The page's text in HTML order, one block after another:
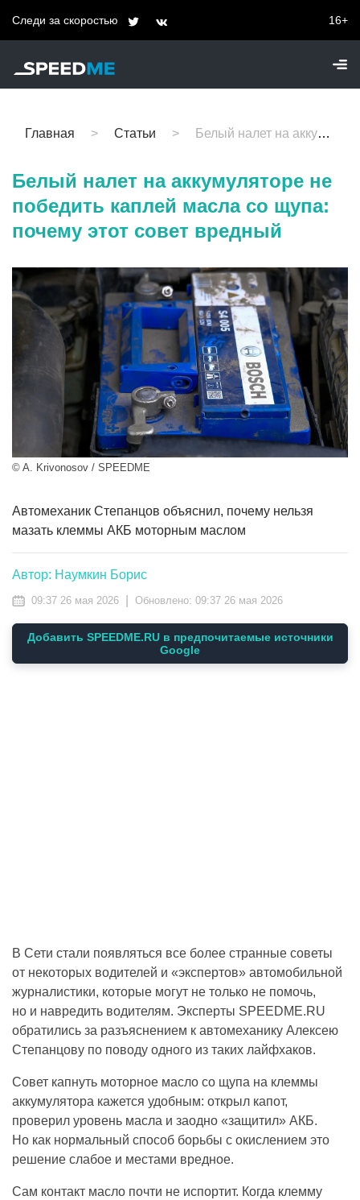
Следи за скоростью 16+
Главная Статьи Белый налет на аккумуляторе не победить каплей масла со щупа: почему этот совет вредный
Белый налет на аккумуляторе не
победить каплей масла со щупа:
почему этот совет вредный
© A. Krivonosov / SPEEDME
Автомеханик Степанцов объяснил, почему нельзя
мазать клеммы АКБ моторным маслом
Автор: Наумкин Борис
09:37 26 мая 2026 Обновлено: 09:37 26 мая 2026
Добавить SPEEDME.RU в предпочитаемые источники
Google
В Сети стали появляться все более странные советы
от некоторых водителей и «экспертов» автомобильной
журналистики, которые могут не только не помочь,
но и навредить водителям. Эксперты SPEEDME.RU
обратились за разъяснением к автомеханику Алексею
Степанцову по поводу одного из таких лайфхаков.
Совет капнуть моторное масло со щупа на клеммы
аккумулятора кажется удобным: открыл капот,
проверил уровень масла и заодно «защитил» АКБ.
Но как нормальный способ борьбы с окислением это
решение слабое и местами вредное.
Сам контакт масло почти не испортит. Когда клемму